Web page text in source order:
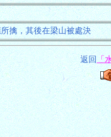
擒，其後在梁山被處決
返回「